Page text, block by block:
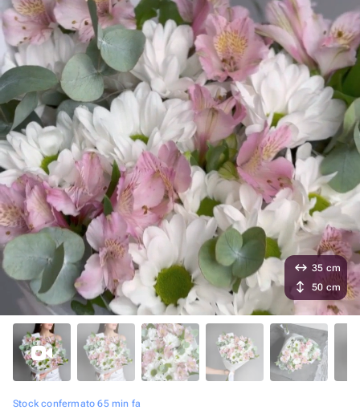
Stock confermato 65 min fa
35 cm
50 cm